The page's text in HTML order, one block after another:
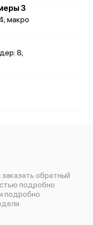
3
макро
8;
обратный
подробно
подробно